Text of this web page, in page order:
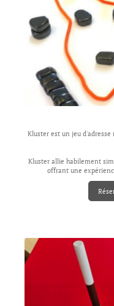
Kluster est un jeu
Kluster allie habilement
offrant une